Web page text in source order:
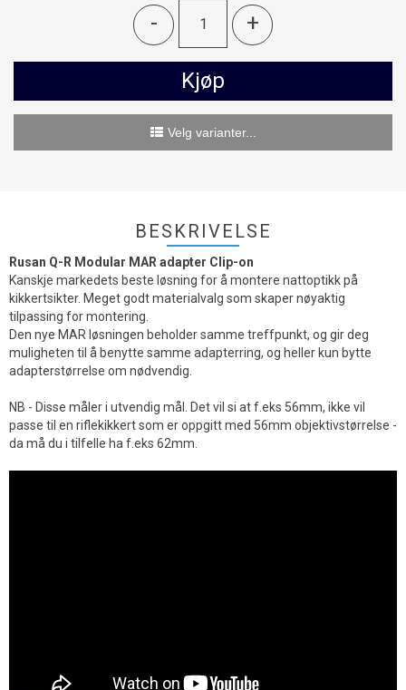
- +
Kjøp
Velg varianter...
BESKRIVELSE
Rusan Q-R Modular MAR adapter Clip-on
Kanskje markedets beste løsning for å montere nattoptikk på
kikkertsikter. Meget godt materialvalg som skaper nøyaktig
tilpassing for montering.
Den nye MAR løsningen beholder samme treffpunkt, og gir deg
muligheten til å benytte samme adapterring, og heller kun bytte
adapterstørrelse om nødvendig.
NB - Disse måler i utvendig mål. Det vil si at f.eks 56mm, ikke vil
passe til en riflekikkert som er oppgitt med 56mm objektivstørrelse -
da må du i tilfelle ha f.eks 62mm.